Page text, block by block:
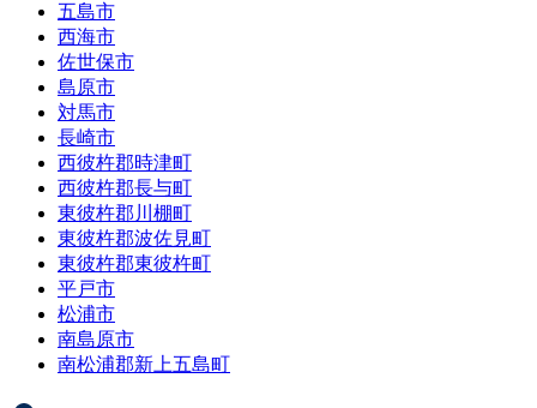
五島市
西海市
佐世保市
島原市
対馬市
長崎市
西彼杵郡時津町
西彼杵郡長与町
東彼杵郡川棚町
東彼杵郡波佐見町
東彼杵郡東彼杵町
平戸市
松浦市
南島原市
南松浦郡新上五島町